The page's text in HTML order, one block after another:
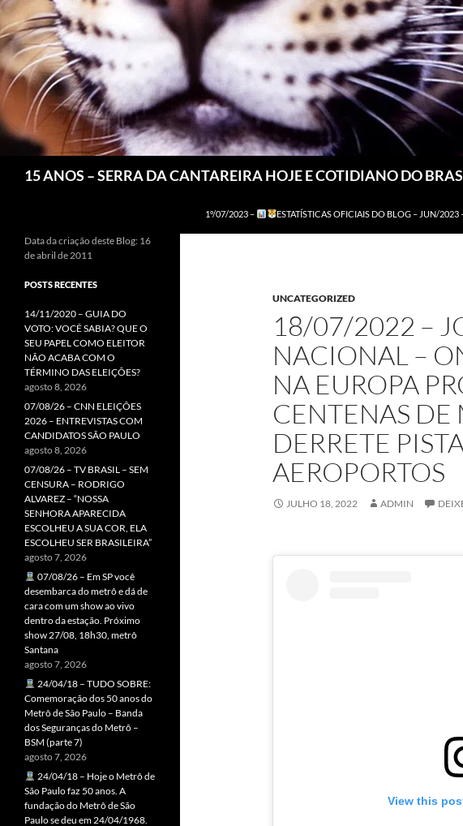
15 ANOS – SERRA DA CANTAREIRA HOJE E COTIDIANO DO
1º/07/2023 – ESTATÍSTICAS OFICIAIS DO BLOG – JUN/2023
UNCATEGORIZED
18/07/2022 –
NACIONAL –
NA EUROPA
CENTENAS DE
DERRETE
AEROPORTOS
JULHO 18, 2022 ADMIN
View this
Data da criação deste Blog: 16
de abril de 2011
POSTS RECENTES
14/11/2020 – GUIA DO
VOTO: VOCÊ SABIA? QUE O
SEU PAPEL COMO ELEITOR
NÃO ACABA COM O
TÉRMINO DAS ELEIÇÕES?
agosto 8, 2026
07/08/26 – CNN ELEIÇÕES
2026 – ENTREVISTAS COM
CANDIDATOS SÃO PAULO
agosto 8, 2026
07/08/26 – TV BRASIL – SEM
CENSURA – RODRIGO
ALVAREZ – “NOSSA
SENHORA APARECIDA
ESCOLHEU A SUA COR, ELA
ESCOLHEU SER BRASILEIRA”
agosto 7, 2026
07/08/26 – Em SP você
desembarca do metrô e dá de
cara com um show ao vivo
dentro da estação. Próximo
show 27/08, 18h30, metrô
Santana
agosto 7, 2026
24/04/18 – TUDO SOBRE:
Comemoração dos 50 anos do
Metrô de São Paulo – Banda
dos Seguranças do Metrô –
BSM (parte 7)
agosto 7, 2026
24/04/18 – Hoje o Metrô de
São Paulo faz 50 anos. A
fundação do Metrô de São
Paulo se deu em 24/04/1968.